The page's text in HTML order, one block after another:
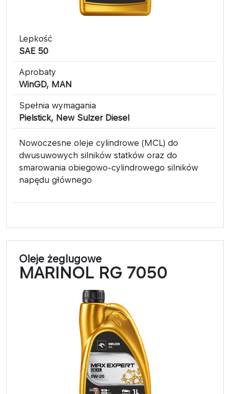
Lepkość
SAE 50
Aprobaty
WinGD, MAN
Spełnia wymagania
Pielstick, New Sulzer Diesel
Nowoczesne oleje cylindrowe (MCL) do
dwusuwowych silników statków oraz do
smarowania obiegowo-cylindrowego silników
napędu głównego
Oleje żeglugowe
MARINOL RG 7050